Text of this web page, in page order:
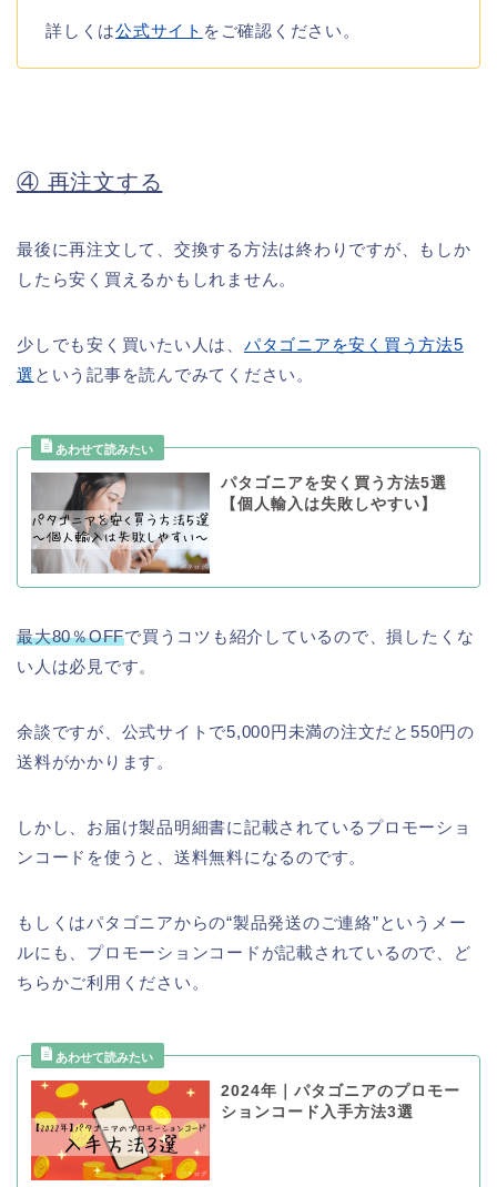
詳しくは公式サイト をご確認ください。
④ 再注文する
最後に再注文して、交換する方法は終わりですが、もしか
したら安く買えるかもしれません。
少しでも安く買いたい人は、 パタゴニアを安く買う方法5
選 という記事を読んでみてください。
パタゴニアを安く買う方法5選
【個人輸入は失敗しやすい】
最大80％OFFで買うコツも紹介しているので、損したくな
い人は必見です。
余談ですが、公式サイトで5,000円未満の注文だと550円の
送料がかかります。
しかし、お届け製品明細書に記載されているプロモーショ
ンコードを使うと、送料無料になるのです。
もしくはパタゴニアからの“製品発送のご連絡”というメー
ルにも、プロモーションコードが記載されているので、ど
ちらかご利用ください。
2024年｜パタゴニアのプロモー
ションコード入手方法3選